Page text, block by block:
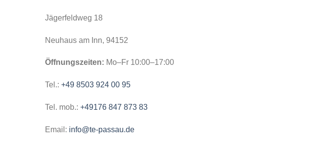
Jägerfeldweg 18
Neuhaus am Inn, 94152
Öffnungszeiten: Mo–Fr 10:00–17:00
Tel.: +49 8503 924 00 95
Tel. mob.: +49176 847 873 83
Email: info@te-passau.de